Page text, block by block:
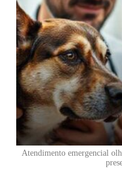
Atendimento emergencial